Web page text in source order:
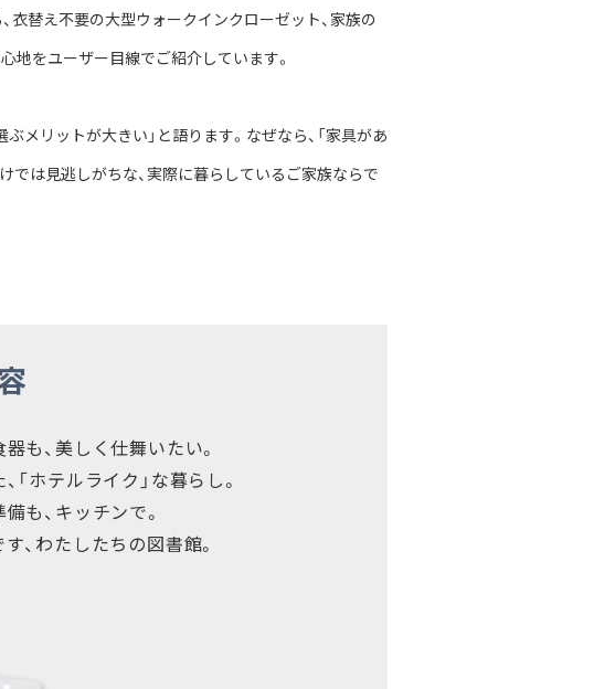
替え不要の大型ウォークインクローゼット、家族の
地をユーザー目線でご紹介しています。
メリットが大きい」と語ります。なぜなら、「家具があ
では見逃しがちな、実際に暮らしているご家族ならで
も、美しく仕舞いたい。
「ホテルライク」な暮らし。
も、キッチンで。
、わたしたちの図書館。